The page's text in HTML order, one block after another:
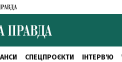
СПЕЦПРОЄКТИ ІНТЕРВ'Ю